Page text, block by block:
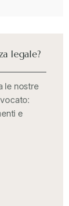
legale?
le nostre
e